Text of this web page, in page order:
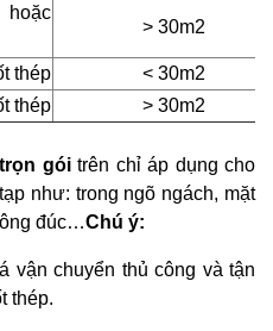
> 30m2
thép < 30m2
thép > 30m2
gói trên chỉ áp dụng cho
như: trong ngõ ngách, mặt
đúc…Chú ý:
vận chuyển thủ công và tận
thép.